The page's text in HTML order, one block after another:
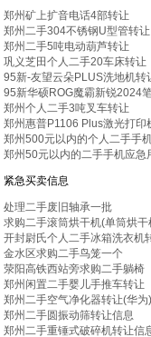
郑州矿上扩音电话4部转让
郑州二手304不锈钢U型管转让
郑州二手5吨电动葫芦转让
巩义芝田个人二手20车床转让
95新-友望云朵PLUS洗地机转
95新华硕ROG魔霸新锐2024
郑州个人二手3吨叉车转让
郑州惠普P1106 Plus激光打印
郑州500元以内的个人二手手
郑州50元以内的二手手机应急
紧急买卖信息
处理二手废旧轴承一批
求购二手滚筒烘干机(单筒烘干
开封尉氏个人二手冰箱洗衣机
金水区求购二手鸟笼一个
荥阳高铁西站旁求购二手躺椅
郑州闲置二手婴儿手推车转让
郑州二手空气净化器转让(华为)
郑州二手圆振动筛转让信息
郑州二手重锤式破碎机转让信